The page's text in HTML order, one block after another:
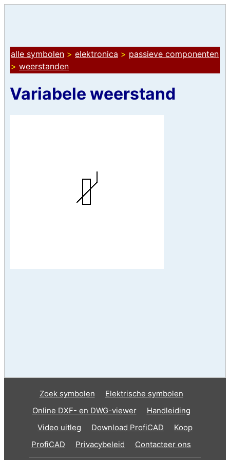
alle symbolen > elektronica > passieve componenten
> weerstanden
Variabele weerstand
Zoek symbolen
Elektrische symbolen
Online DXF- en DWG-viewer
Handleiding
Video uitleg
Download ProfiCAD
Koop
ProfiCAD
Privacybeleid Contacteer ons